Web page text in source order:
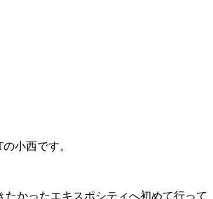
小西です。
たかったエキスポシティへ初めて行って